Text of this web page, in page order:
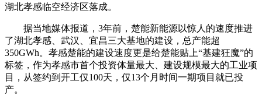
湖北孝感临空经济区落成。
据当地媒体报道，3年前，楚能新能源以惊人的速度推进
了湖北孝感、武汉、宜昌三大基地的建设，总产能超
350GWh。孝感楚能的建设速度更是给楚能贴上“基建狂魔”的
标签，作为孝感市首个投资体量最大、建设规模最大的工业项
目，从签约到开工仅100天，仅13个月时间一期项目就已投
产。